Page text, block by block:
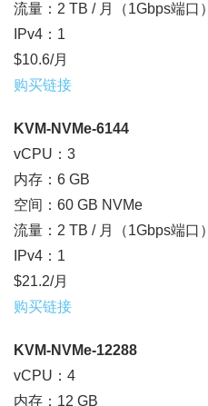
流量：2 TB / 月（1Gbps端口）
IPv4：1
$10.6/月
购买链接
KVM-NVMe-6144
vCPU：3
内存：6 GB
空间：60 GB NVMe
流量：2 TB / 月（1Gbps端口）
IPv4：1
$21.2/月
购买链接
KVM-NVMe-12288
vCPU：4
内存：12 GB